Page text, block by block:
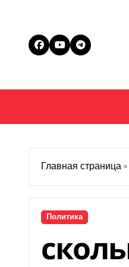
Главная страница »
Политика